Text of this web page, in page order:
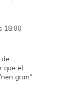
18:00
de
que el
gran"